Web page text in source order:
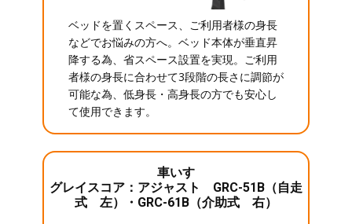
ベッドを置くスペース、ご利用者様の身長
などでお悩みの方へ。ベッド本体が垂直昇
降する為、省スペース設置を実現。ご利用
者様の身長に合わせて3段階の長さに調節が
可能な為、低身長・高身長の方でも安心し
て使用できます。
車いす
グレイスコア：アジャスト GRC-51B（自走
式 左）・GRC-61B（介助式 右）